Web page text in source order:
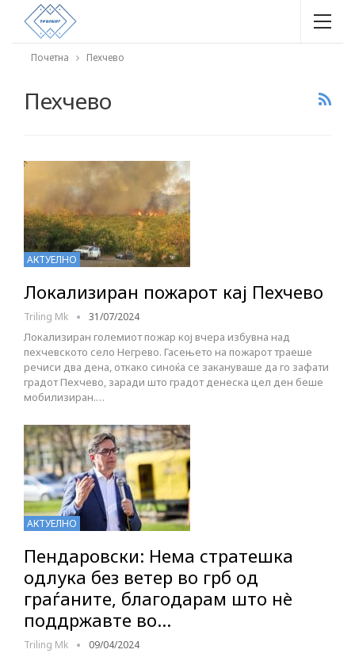
Почетна Пехчево
Пехчево
АКТУЕЛНО
Локализиран пожарот кај Пехчево
Triling Mk 31/07/2024
Локализиран големиот пожар кој вчера избувна над
пехчевското село Негрево. Гасењето на пожарот траеше
речиси два дена, откако синоќа се закануваше да го зафати
градот Пехчево, заради што градот денеска цел ден беше
мобилизиран.…
АКТУЕЛНО
Пендаровски: Нема стратешка
одлука без ветер во грб од
граѓаните, благодарам што нè
поддржавте во…
Triling Mk 09/04/2024